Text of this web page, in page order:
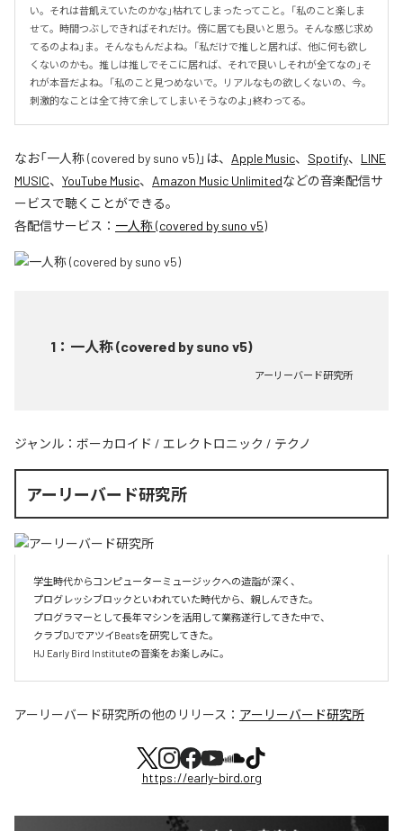
い。それは昔飢えていたのかな」枯れてしまったってこと。「私のこと楽しま
せて。時間つぶしできればそれだけ。傍に居ても良いと思う。そんな感じ求め
てるのよね」ま。そんなもんだよね。「私だけで推しと居れば、他に何も欲し
くないのかも。推しは推しでそこに居れば、それで良いしそれが全てなの」そ
れが本音だよね。「私のこと見つめないで。リアルなもの欲しくないの、今。
刺激的なことは全て持て余してしまいそうなのよ」終わってる。
なお「一人称 (covered by suno v5)」は、 Apple Music、 Spotify、 LINE
MUSIC、 YouTube Music、 Amazon Music Unlimitedなどの音楽配信サ
ービスで聴くことができる。
各配信サービス： 一人称 (covered by suno v5)
1 ： 一人称 (covered by suno v5)
アーリーバード研究所
ジャンル： ボーカロイド / エレクトロニック / テクノ
アーリーバード研究所
学生時代からコンピューターミュージックへの造詣が深く、
プログレッシブロックといわれていた時代から、親しんできた。
プログラマーとして長年マシンを活用して業務遂行してきた中で、
クラブDJでアツイBeatsを研究してきた。
HJ Early Bird Instituteの音楽をお楽しみに。
アーリーバード研究所の他のリリース： アーリーバード研究所
https://early-bird.org